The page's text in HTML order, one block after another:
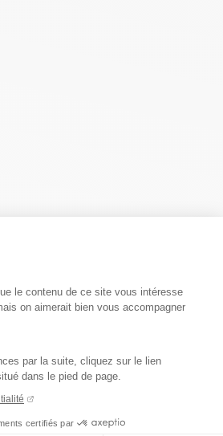
le contenu de ce site vous intéresse
on aimerait bien vous accompagner
par la suite, cliquez sur le lien
dans le pied de page.
certifiés par